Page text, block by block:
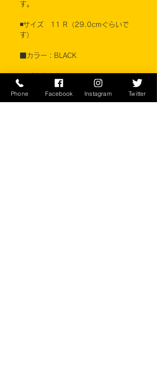
す。
◾️サイズ 11 R（29.0cmぐらいで
す）
■カラー：BLACK
実店舗と在庫共有しているため、注文
のタイミングにより売り切れとなって
Phone Facebook Instagram Twitter